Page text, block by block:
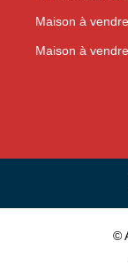
Maison à
Maison à
©